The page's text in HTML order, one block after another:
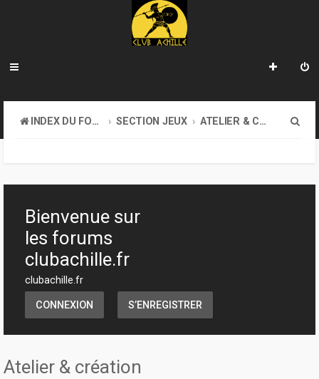
INDEX DU FORUM SECTION JEUX ATELIER & CRÉATION
h
Bienvenue sur
les forums
clubachille.fr
clubachille.fr
CONNEXION S’ENREGISTRER
Atelier & création